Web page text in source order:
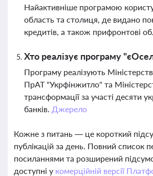
Найактивніше програмою
область та столиця, де видано
кредитів, а також прифронтові
Хто реалізує програму
Програму реалізують
ПрАТ "Укрфінжитло" та
трансформації за участі десяти
банків. Джерело
Кожне з питань — це короткий
публікацій за день. Повний список
посиланнями та розширений
доступні у комерційній версії